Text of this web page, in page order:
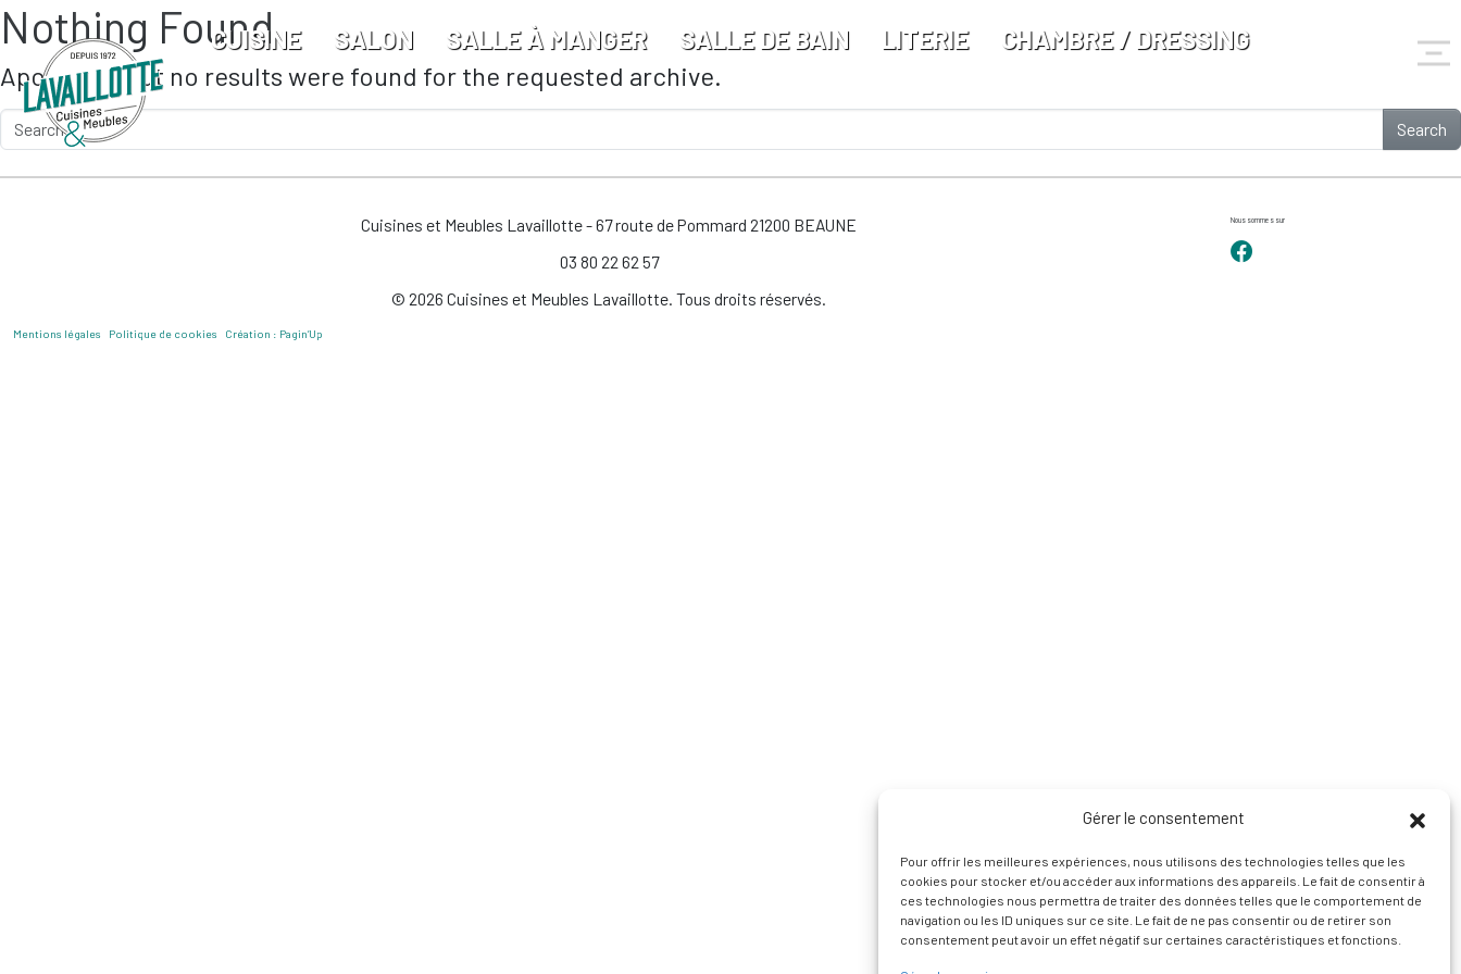
Gérer le consentement
Pour offrir les meilleures expériences, nous utilisons des technologies telles que les
cookies pour stocker et/ou accéder aux informations des appareils. Le fait de consentir à
ces technologies nous permettra de traiter des données telles que le comportement de
navigation ou les ID uniques sur ce site. Le fait de ne pas consentir ou de retirer son
consentement peut avoir un effet négatif sur certaines caractéristiques et fonctions.
Skip to main content
CUISINE SALON SALLE À MANGER SALLE DE BAIN LITERIE CHAMBRE / DRESSING
Nothing Found
Apologies, but no results were found for the requested archive.
Search
Cuisines et Meubles Lavaillotte - 67 route de Pommard 21200 BEAUNE
03 80 22 62 57
© 2026 Cuisines et Meubles Lavaillotte. Tous droits réservés.
Mentions légales Politique de cookies Création : Pagin’Up
Nous sommes sur